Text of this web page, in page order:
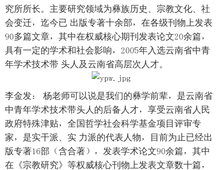
究所所长。主要研究领域为彝族历史、宗教文化、社
会变迁，迄今已 出版专著十余部，在各级刊物上发表
90多篇文章，其中在权威核心期刊发表论文20余篇，
具有一定的学术和社会影响，2005年入选云南省中青
年学术技术带 头人及云南省高层次人才。
李金发： 杨老师可以说是我们的彝学前辈，是云南省
中青年学术技术带头人的后备人才，享受云南省人民
政府特殊津贴，全国哲学社会科学基金项目评审专
家，是实干派、实 力派的代表人物，目前为止已经出
版专著16部（含合著），发表学术论文90余篇，其中
在《宗教研究》等权威核心刊物上发表文章数十篇，